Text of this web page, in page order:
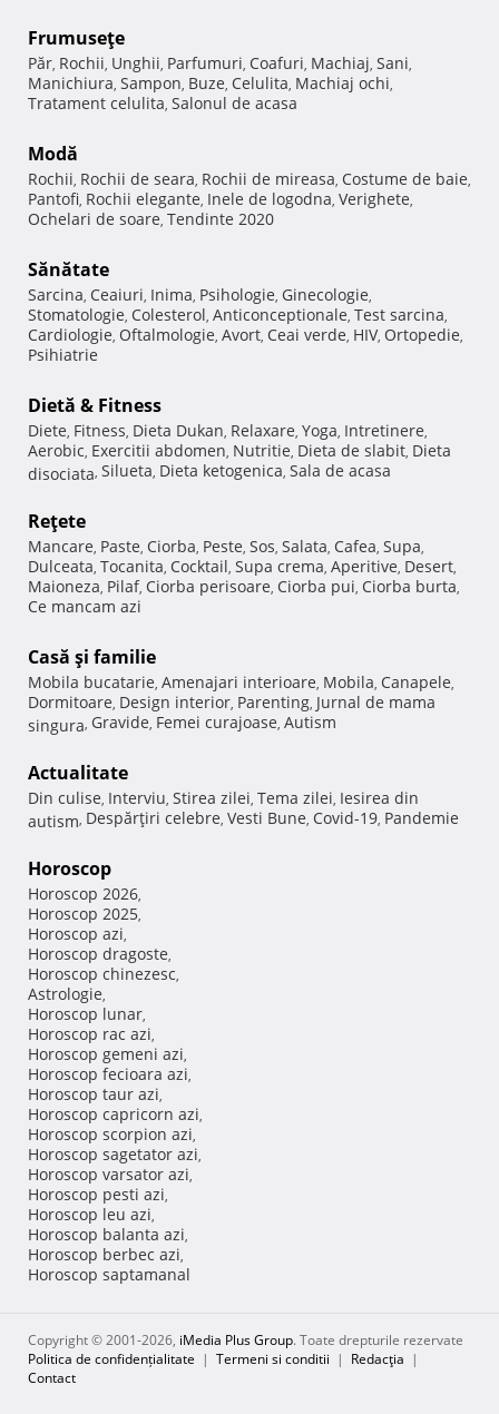
Frumuseţe
Păr, Rochii, Unghii, Parfumuri, Coafuri, Machiaj, Sani,
Manichiura, Sampon, Buze, Celulita, Machiaj ochi,
Tratament celulita, Salonul de acasa
Modă
Rochii, Rochii de seara, Rochii de mireasa, Costume de baie,
Pantofi, Rochii elegante, Inele de logodna, Verighete,
Ochelari de soare, Tendinte 2020
Sănătate
Sarcina, Ceaiuri, Inima, Psihologie, Ginecologie,
Stomatologie, Colesterol, Anticonceptionale, Test sarcina,
Cardiologie, Oftalmologie, Avort, Ceai verde, HIV, Ortopedie,
Psihiatrie
Dietă & Fitness
Diete, Fitness, Dieta Dukan, Relaxare, Yoga, Intretinere,
Aerobic, Exercitii abdomen, Nutritie, Dieta de slabit, Dieta
disociata, Silueta, Dieta ketogenica, Sala de acasa
Reţete
Mancare, Paste, Ciorba, Peste, Sos, Salata, Cafea, Supa,
Dulceata, Tocanita, Cocktail, Supa crema, Aperitive, Desert,
Maioneza, Pilaf, Ciorba perisoare, Ciorba pui, Ciorba burta,
Ce mancam azi
Casă şi familie
Mobila bucatarie, Amenajari interioare, Mobila, Canapele,
Dormitoare, Design interior, Parenting, Jurnal de mama
singura, Gravide, Femei curajoase, Autism
Actualitate
Din culise, Interviu, Stirea zilei, Tema zilei, Iesirea din
autism, Despărţiri celebre, Vesti Bune, Covid-19, Pandemie
Horoscop
Horoscop 2026,
Horoscop 2025,
Horoscop azi,
Horoscop dragoste,
Horoscop chinezesc,
Astrologie,
Horoscop lunar,
Horoscop rac azi,
Horoscop gemeni azi,
Horoscop fecioara azi,
Horoscop taur azi,
Horoscop capricorn azi,
Horoscop scorpion azi,
Horoscop sagetator azi,
Horoscop varsator azi,
Horoscop pesti azi,
Horoscop leu azi,
Horoscop balanta azi,
Horoscop berbec azi,
Horoscop saptamanal
Copyright © 2001-2026, iMedia Plus Group. Toate drepturile rezervate
Politica de confidențialitate | Termeni si conditii | Redacţia |
Contact